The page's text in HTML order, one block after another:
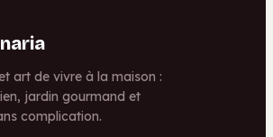
art de vivre à la maison :
jardin gourmand et
complication.